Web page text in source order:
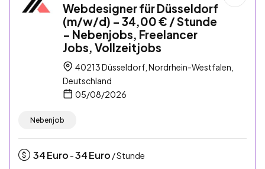
Webdesigner für Düsseldorf
(m/w/d) – 34,00 € / Stunde
– Nebenjobs, Freelancer
Jobs, Vollzeitjobs
40213 Düsseldorf, Nordrhein-Westfalen,
Deutschland
05/08/2026
Nebenjob
34Euro -34Euro / Stunde